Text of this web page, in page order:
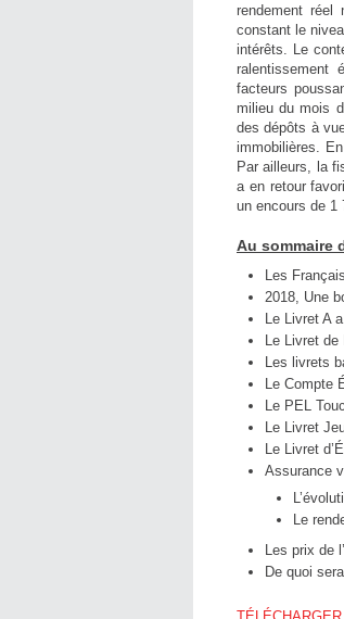
rendement réel
constant le
intérêts. Le
ralentissement
facteurs
milieu du mois
des dépôts à
immobilières.
Par ailleurs, la
a en retour
un encours de 1
Au sommaire
Les
2018, Une
Le Livret A
Le Livret de
Les livrets
Le Compte
Le PEL
Le Livret
Le Livret
Assurance
Le
Les prix de
De quoi